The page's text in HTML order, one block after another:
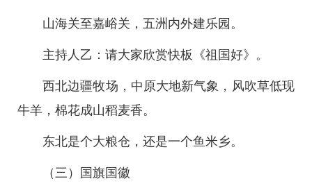
山海关至嘉峪关，五洲内外建乐园。
主持人乙：请大家欣赏快板《祖国好》。
西北边疆牧场，中原大地新气象，风吹草低现
牛羊，棉花成山稻麦香。
东北是个大粮仓，还是一个鱼米乡。
（三）国旗国徽